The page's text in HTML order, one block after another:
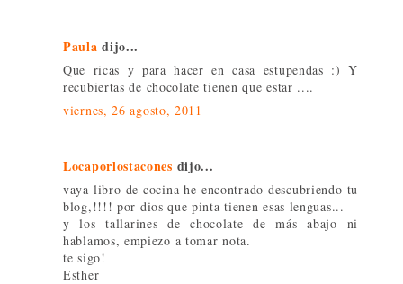
Paula dijo...
Que ricas y para hacer en casa estupendas :) Y
recubiertas de chocolate tienen que estar ....
viernes, 26 agosto, 2011
Locaporlostacones dijo...
vaya libro de cocina he encontrado descubriendo tu
blog,!!!! por dios que pinta tienen esas lenguas...
y los tallarines de chocolate de más abajo ni
hablamos, empiezo a tomar nota.
te sigo!
Esther